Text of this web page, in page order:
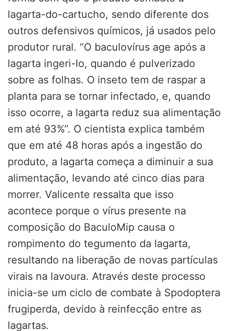
lagarta-do-cartucho, sendo diferente dos
outros defensivos químicos, já usados pelo
produtor rural. “O baculovírus age após a
lagarta ingeri-lo, quando é pulverizado
sobre as folhas. O inseto tem de raspar a
planta para se tornar infectado, e, quando
isso ocorre, a lagarta reduz sua alimentação
em até 93%”. O cientista explica também
que em até 48 horas após a ingestão do
produto, a lagarta começa a diminuir a sua
alimentação, levando até cinco dias para
morrer. Valicente ressalta que isso
acontece porque o vírus presente na
composição do BaculoMip causa o
rompimento do tegumento da lagarta,
resultando na liberação de novas partículas
virais na lavoura. Através deste processo
inicia-se um ciclo de combate à Spodoptera
frugiperda, devido à reinfecção entre as
lagartas.